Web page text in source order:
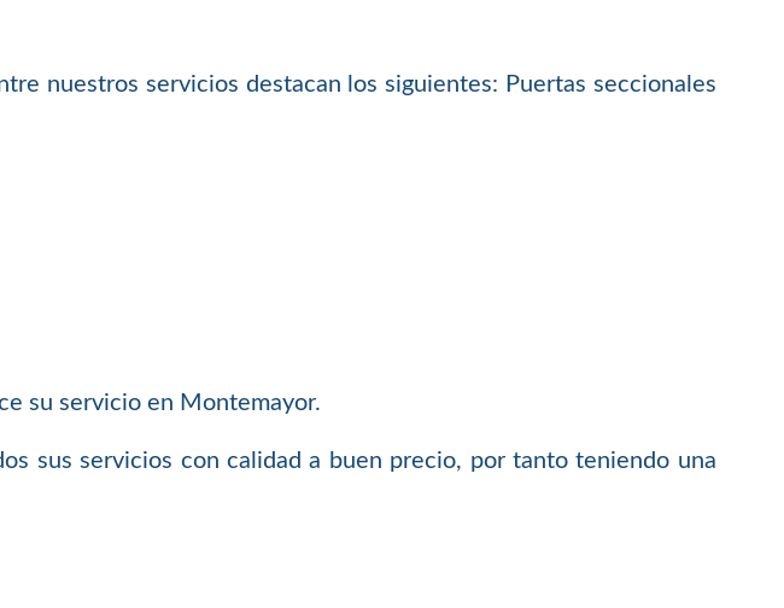
nuestros servicios destacan los siguientes: Puertas seccionales
su servicio en Montemayor.
sus servicios con calidad a buen precio, por tanto teniendo una